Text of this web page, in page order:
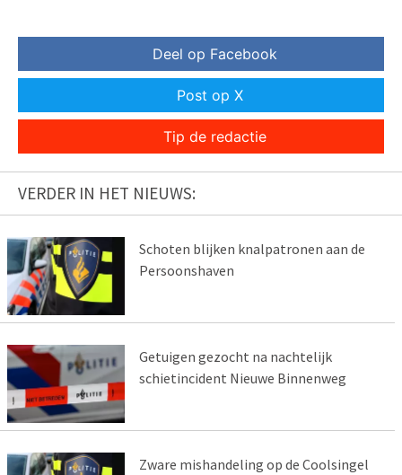
Deel op Facebook
Post op X
Tip de redactie
VERDER IN HET NIEUWS:
Schoten blijken knalpatronen aan de
Persoonshaven
Getuigen gezocht na nachtelijk
schietincident Nieuwe Binnenweg
Zware mishandeling op de Coolsingel